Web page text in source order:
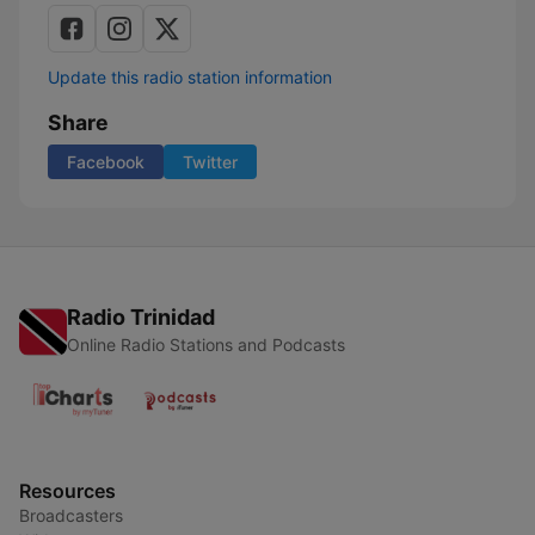
Update this radio station information
Share
Facebook Twitter
Radio Trinidad
Online Radio Stations and Podcasts
Resources
Broadcasters